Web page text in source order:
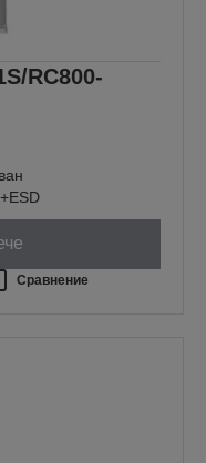
RC800-
Сравнение